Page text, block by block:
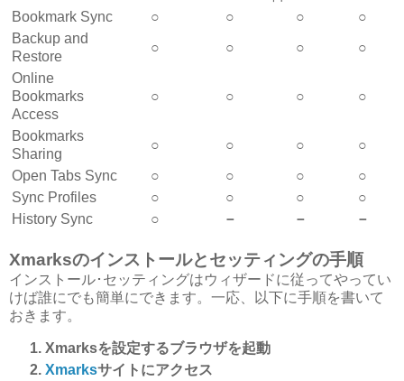
Bookmark Sync
○ ○ ○
○
Backup and
Restore
○ ○ ○
○
Online
Bookmarks
Access
○ ○ ○ ○
Bookmarks
Sharing
○ ○ ○
○
Open Tabs Sync
○ ○ ○
○
Sync Profiles
○ ○ ○
○
History Sync
○ － － －
Xmarksのインストールとセッティングの手順
インストール･セッティングはウィザードに従ってやってい
けば誰にでも簡単にできます。一応、以下に手順を書いて
おきます。
Xmarksを設定するブラウザを起動
Xmarksサイトにアクセス